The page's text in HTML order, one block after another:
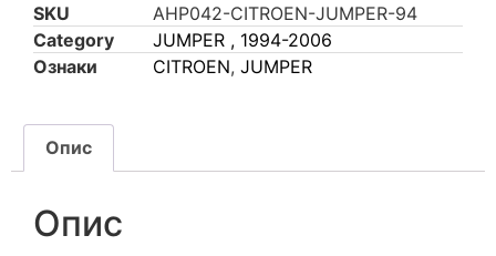
SKU
AHP042-CITROEN-JUMPER-94
Category
JUMPER , 1994-2006
Ознаки
CITROEN, JUMPER
Опис
Опис